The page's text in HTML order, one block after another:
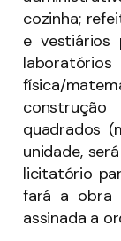
cozinha;
e vestiários
física/
quadrados
unidade,
licitatório
fará a obra
assinada a